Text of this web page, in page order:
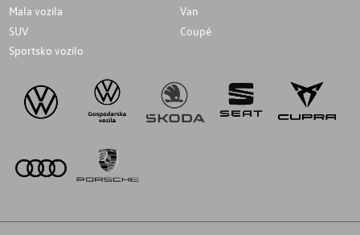
Mala vozila
Van
SUV
Coupé
Sportsko vozilo